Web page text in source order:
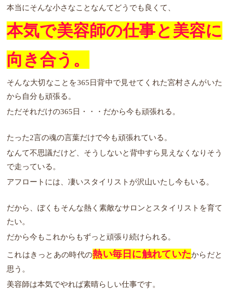
本当にそんな小さなことなんてどうでも良くて、
本気で美容師の仕事と美容に
向き合う。
そんな大切なことを365日背中で見せてくれた宮村さんがいた
から自分も頑張る。
ただそれだけの365日・・・だから今も頑張れる。
たった2言の魂の言葉だけで今も頑張れている。
なんて不思議だけど、そうしないと背中すら見えなくなりそう
で走っている。
アフロートには、凄いスタイリストが沢山いたし今もいる。
だから、ぼくもそんな熱く素敵なサロンとスタイリストを育て
たい。
だから今もこれからもずっと頑張り続けられる。
これはきっとあの時代の熱い毎日に触れていたからだと
思う。
美容師は本気でやれば素晴らしい仕事です。